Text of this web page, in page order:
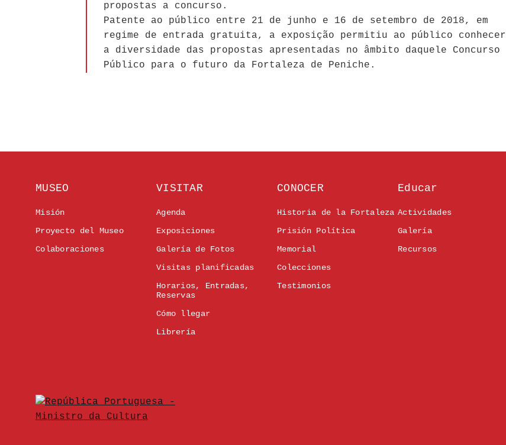
propostas a concurso.
Patente ao público entre 21 de junho e 16 de setembro de 2018, em
regime de entrada gratuita, a exposição permitiu ao público conhecer
a diversidade das propostas apresentadas no âmbito daquele Concurso
Público para o futuro da Fortaleza de Peniche.
MUSEO
Misión
Proyecto del Museo
Colaboraciones
VISITAR
Agenda
Exposiciones
Galería de Fotos
Visitas planificadas
Horarios, Entradas,
Reservas
Cómo llegar
Librería
CONOCER
Historia de la Fortaleza
Prisión Política
Memorial
Colecciones
Testimonios
Educar
Actividades
Galería
Recursos